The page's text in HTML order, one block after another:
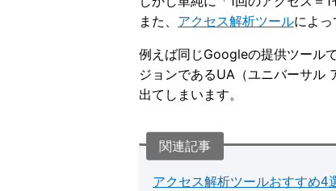
また、 アクセス解析ツールによっ
例えば同じGoogleの提供ツール
ジョンであるUA（ユニバーサル
出てしまいます。
アクセス解析ツールおすすめ4